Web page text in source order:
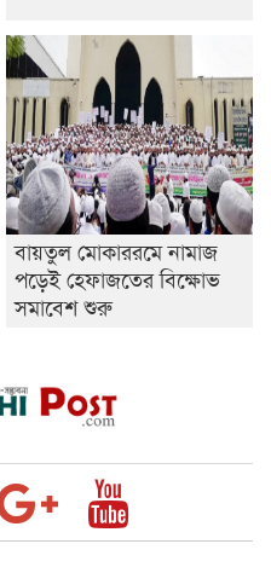
বায়তুল মোকাররমে নামাজ
পড়েই হেফাজতের বিক্ষোভ
সমাবেশ শুরু